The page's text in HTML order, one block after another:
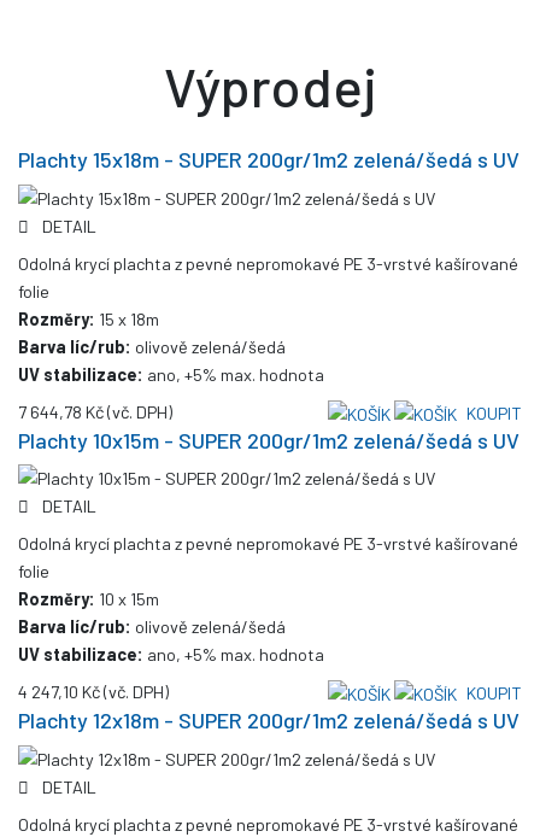
Výprodej
Plachty 15x18m - SUPER 200gr/1m2 zelená/šedá s UV
DETAIL
Odolná krycí plachta z pevné nepromokavé PE 3-vrstvé kašírované
folie
Rozměry: 15 x 18m
Barva líc/rub: olivově zelená/šedá
UV stabilizace: ano, +5% max. hodnota
7 644,78 Kč(vč. DPH) KOUPIT
Plachty 10x15m - SUPER 200gr/1m2 zelená/šedá s UV
DETAIL
Odolná krycí plachta z pevné nepromokavé PE 3-vrstvé kašírované
folie
Rozměry: 10 x 15m
Barva líc/rub: olivově zelená/šedá
UV stabilizace: ano, +5% max. hodnota
4 247,10 Kč(vč. DPH) KOUPIT
Plachty 12x18m - SUPER 200gr/1m2 zelená/šedá s UV
DETAIL
Odolná krycí plachta z pevné nepromokavé PE 3-vrstvé kašírované